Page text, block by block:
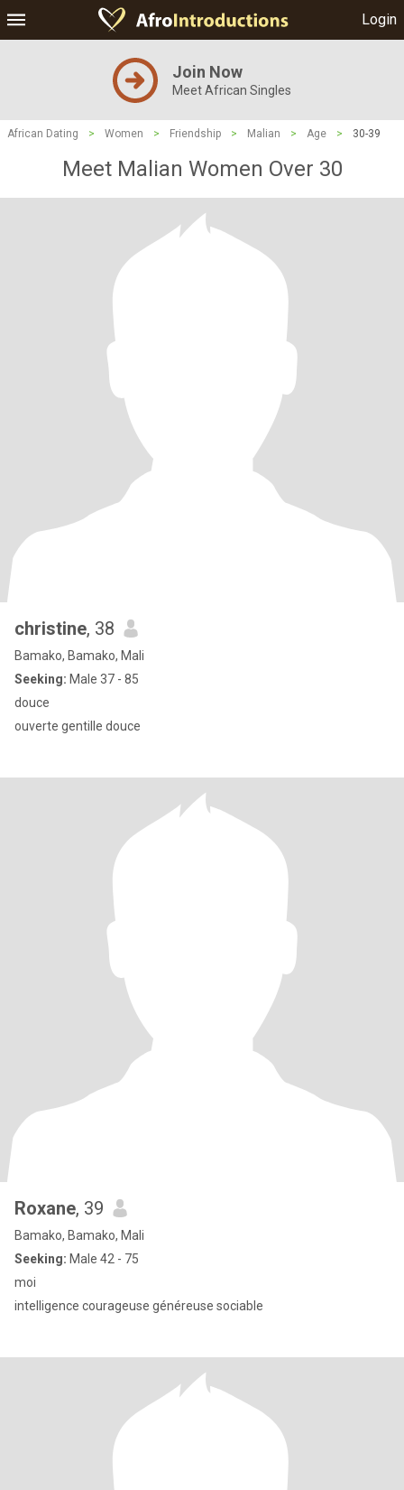
Login
Join Now
Meet African Singles
African Dating > Women > Friendship > Malian > Age > 30-39
Meet Malian Women Over 30
christine, 38
Bamako, Bamako, Mali
Seeking: Male 37 - 85
douce
ouverte gentille douce
Roxane, 39
Bamako, Bamako, Mali
Seeking: Male 42 - 75
moi
intelligence courageuse généreuse sociable